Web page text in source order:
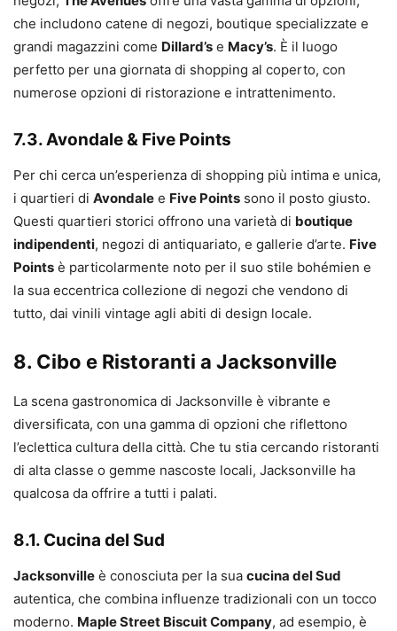
che includono catene di negozi, boutique specializzate e
grandi magazzini come Dillard’s e Macy’s. È il luogo
perfetto per una giornata di shopping al coperto, con
numerose opzioni di ristorazione e intrattenimento.
7.3. Avondale & Five Points
Per chi cerca un’esperienza di shopping più intima e unica,
i quartieri di Avondale e Five Points sono il posto giusto.
Questi quartieri storici offrono una varietà di boutique
indipendenti, negozi di antiquariato, e gallerie d’arte. Five
Points è particolarmente noto per il suo stile bohémien e
la sua eccentrica collezione di negozi che vendono di
tutto, dai vinili vintage agli abiti di design locale.
8. Cibo e Ristoranti a Jacksonville
La scena gastronomica di Jacksonville è vibrante e
diversificata, con una gamma di opzioni che riflettono
l’eclettica cultura della città. Che tu stia cercando ristoranti
di alta classe o gemme nascoste locali, Jacksonville ha
qualcosa da offrire a tutti i palati.
8.1. Cucina del Sud
Jacksonville è conosciuta per la sua cucina del Sud
autentica, che combina influenze tradizionali con un tocco
moderno. Maple Street Biscuit Company, ad esempio, è